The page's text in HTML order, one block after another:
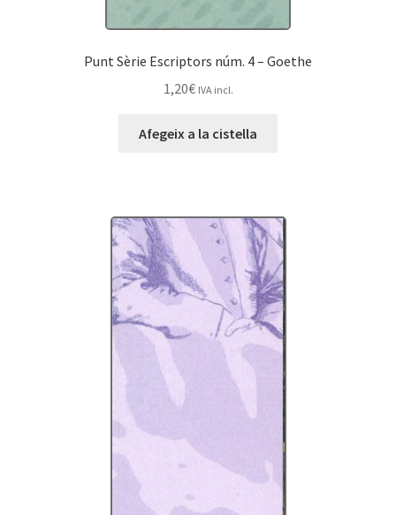
Punt Sèrie Escriptors núm. 4 – Goethe
1,20€ IVA incl.
Afegeix a la cistella